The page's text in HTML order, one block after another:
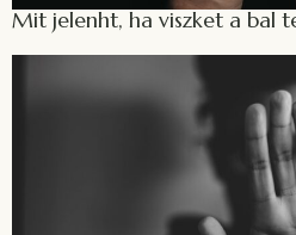
Mit jelenht, ha viszket a bal